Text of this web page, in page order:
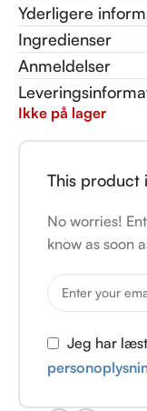
Yderligere
Ingredienser
Anmeldelser
Ikke på lager
This product
No worries!
know as soon
Jeg har